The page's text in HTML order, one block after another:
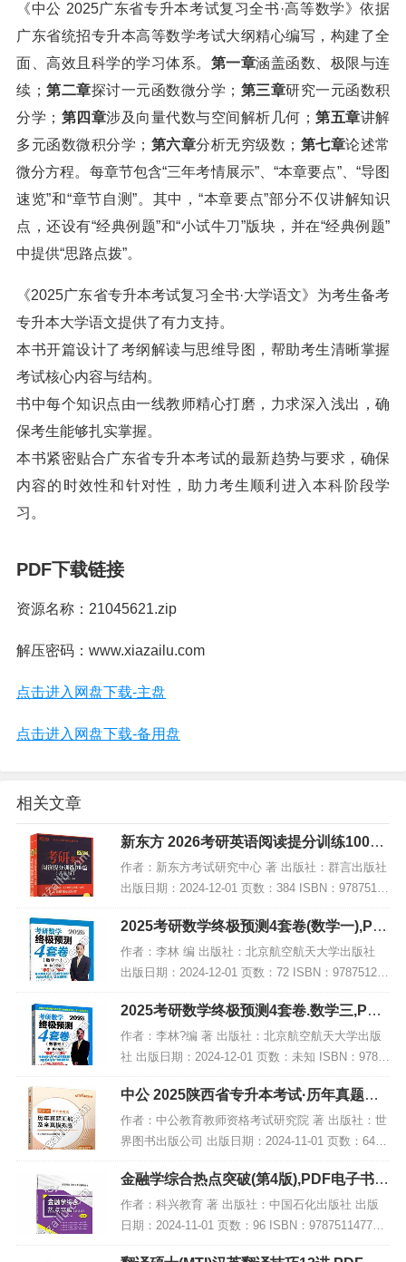
《中公 2025广东省专升本考试复习全书·高等数学》依据
广东省统招专升本高等数学考试大纲精心编写，构建了全
面、高效且科学的学习体系。 第一章涵盖函数、极限与连
续； 第二章探讨一元函数微分学； 第三章研究一元函数积
分学； 第四章涉及向量代数与空间解析几何； 第五章讲解
多元函数微积分学； 第六章分析无穷级数； 第七章论述常
微分方程。每章节包含“三年考情展示”、“本章要点”、“导图
速览”和“章节自测”。其中，“本章要点”部分不仅讲解知识
点，还设有“经典例题”和“小试牛刀”版块，并在“经典例题”
中提供“思路点拨”。
《2025广东省专升本考试复习全书·大学语文》为考生备考
专升本大学语文提供了有力支持。
本书开篇设计了考纲解读与思维导图，帮助考生清晰掌握
考试核心内容与结构。
书中每个知识点由一线教师精心打磨，力求深入浅出，确
保考生能够扎实掌握。
本书紧密贴合广东省专升本考试的最新趋势与要求，确保
内容的时效性和针对性，助力考生顺利进入本科阶段学
习。
PDF下载链接
资源名称：21045621.zip
解压密码：www.xiazailu.com
点击进入网盘下载-主盘
点击进入网盘下载-备用盘
相关文章
新东方 2026考研英语阅读提分训练100篇
(基础版),PDF下载
作者：新东方考试研究中心 著 出版社：群言出版社
出版日期：2024-12-01 页数：384 ISBN：97875193
08797 电子书大小：190MB [高清扫描版PDF格式]
内容简...
2025考研数学终极预测4套卷(数学一),PD
F电子书下载
作者：李林 编 出版社：北京航空航天大学出版社
出版日期：2024-12-01 页数：72 ISBN：978751244
1835 电子书大小：209MB [高清扫描版PDF格式] 内
容简介...
2025考研数学终极预测4套卷.数学三,PDF
电子书下载
作者：李林?编 著 出版社：北京航空航天大学出版
社 出版日期：2024-12-01 页数：未知 ISBN：9787
512441859 电子书大小：249MB [高清扫描版PDF
格式] 内容简...
中公 2025陕西省专升本考试·历年真题汇
编及全真模拟卷·高等数学,PDF下载
作者：中公教育教师资格考试研究院 著 出版社：世
界图书出版公司 出版日期：2024-11-01 页数：64 I
SBN：9787523216118 电子书大小：187MB [高清
扫描版PDF格式]...
金融学综合热点突破(第4版),PDF电子书网
盘下载
作者：科兴教育 著 出版社：中国石化出版社 出版
日期：2024-11-01 页数：96 ISBN：978751147735
4 电子书大小：232MB [高清扫描版PDF格式] 内容